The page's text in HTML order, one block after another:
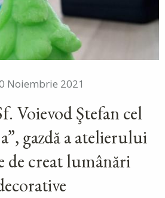
Noiembrie 2021
Voievod Ştefan cel
gazdă a atelierului
de creat lumânări